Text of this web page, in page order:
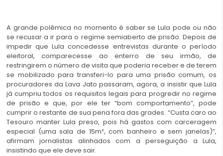
A grande polêmica no momento é saber se Lula pode ou não
se recusar a ir para o regime semiaberto de prisão. Depois de
impedir que Lula concedesse entrevistas durante o período
eleitoral, comparecesse ao enterro de seu irmão, de
restringirem o número de visita que poderia receber e de terem
se mobilizado para transferi-lo para uma prisão comum, os
procuradores da Lava Jato passaram, agora, a insistir que Lula
já cumpriu todos os requisitos legais para progredir no regime
de prisão e que, por ele ter “bom comportamento”, pode
cumprir o restante de sua pena fora das grades. “Custa caro ao
Tesouro manter Lula preso, pois há gastos com carceragem
especial (uma sala de 15m², com banheiro e sem janelas)”,
afirmam jornalistas alinhados com a perseguição a Lula,
insistindo que ele deve sair.